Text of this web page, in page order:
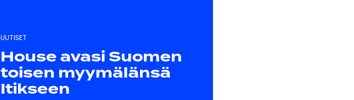
House avasi Suomen
toisen myymälänsä
Itikseen
UUTISET